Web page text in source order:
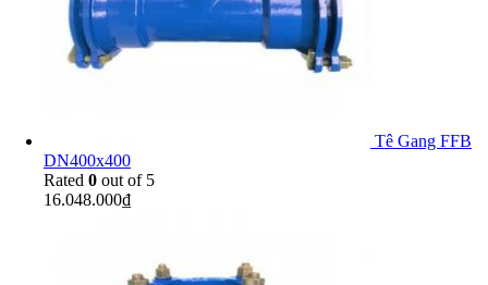
Tê Gang FFB
DN400x400
Rated 0 out of 5
16.048.000₫